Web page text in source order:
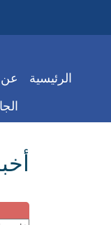
الرئيسية
عن